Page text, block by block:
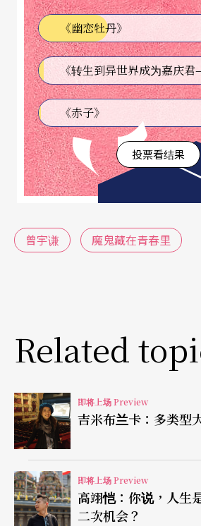
他近年来大放异彩的重要原因。
童」，曾宇谦自幼即展现傲视群
技作品更是他征战沙场的绝佳利
满或画地自限，除了积极拓展各
在音乐诠释上下足功夫。二○一
赛第一轮赛程中，他挑战了巴赫
《第三号奏鸣曲》之慢板与赋格
与清晰分明的多声部层次，获得
评；他的帕格尼尼《第五号随想
然现代演奏者多以跳弓演奏这首
的演奏速度，但他却选择重现帕
炫技协奏曲，他选择的却是更沉
斯，其超龄的成熟诠释，见证了
独奏会展现精湛技巧与深广诠释
这次独奏会不但能充分展现曾宇
能呈现其音乐诠释的广度与深度
颤音》及萨拉沙泰《流浪者之歌
《幽恋牡丹》
《赤子》
投票看结果
曾宇谦 魔鬼藏在青春里
Related
即将上场 Preview
吉米布兰卡：多类型
即将上场 Preview
高翊恺：你说，人生
二次机会？